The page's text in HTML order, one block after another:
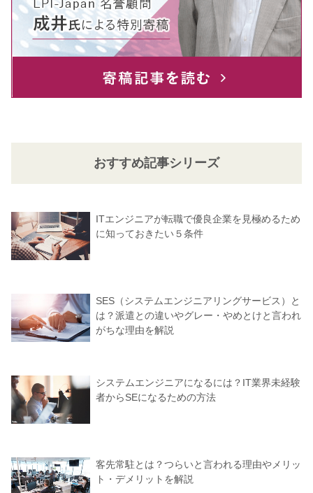
おすすめ記事シリーズ
ITエンジニアが転職で優良企業を見極めるため
に知っておきたい５条件
SES（システムエンジニアリングサービス）と
は？派遣との違いやグレー・やめとけと言われ
がちな理由を解説
システムエンジニアになるには？IT業界未経験
者からSEになるための方法
客先常駐とは？つらいと言われる理由やメリッ
ト・デメリットを解説